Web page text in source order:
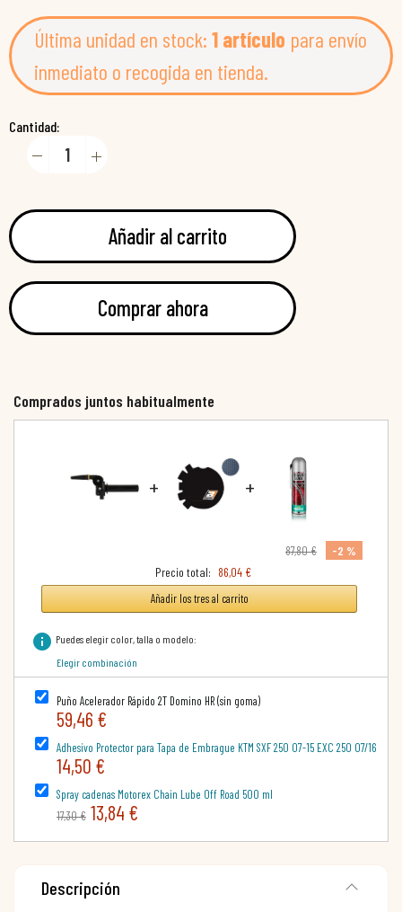
Última unidad en stock: 1 artículo para envío
inmediato o recogida en tienda.
Cantidad:
Añadir al carrito
Comprar ahora
Comprados juntos habitualmente
+ +
87,80 €
-2 %
Precio total: 86,04 €
Añadir los tres al carrito
info Puedes elegir color, talla o modelo:
Elegir combinación
Puño Acelerador Rápido 2T Domino HR (sin goma)
59,46 €
Adhesivo Protector para Tapa de Embrague KTM SXF 250 07-15 EXC 250 07/16
14,50 €
Spray cadenas Motorex Chain Lube Off Road 500 ml
17,30 € 13,84 €
Descripción